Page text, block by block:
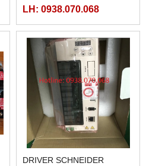
KG1040D VÀ KG1075D
LH: 0938.070.068
DRIVER SCHNEIDER